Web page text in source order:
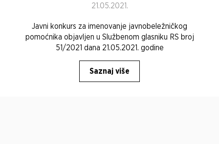
21.05.2021.
Javni konkurs za imenovanje javnobeležničkog
pomoćnika objavljen u Službenom glasniku RS broj
51/2021 dana 21.05.2021. godine
Saznaj više